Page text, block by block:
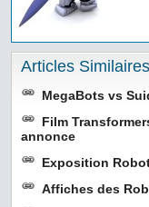
Articles Similaires
MegaBots vs
Film
annonce
Exposition
Affiches des